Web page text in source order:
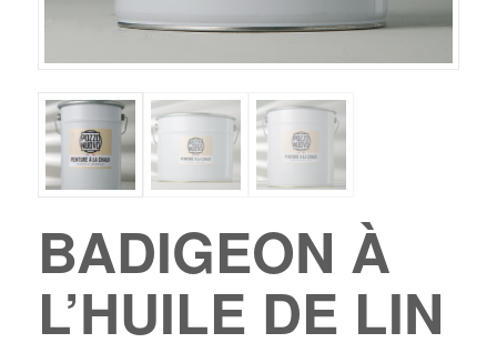
BADIGEON À
L’HUILE DE LIN